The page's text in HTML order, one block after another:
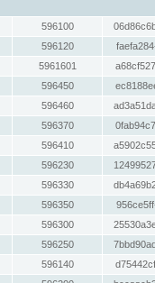
596100
596120
5961601
596450
596460
596370
596410
596230
596330
596350
596300
596250
596140